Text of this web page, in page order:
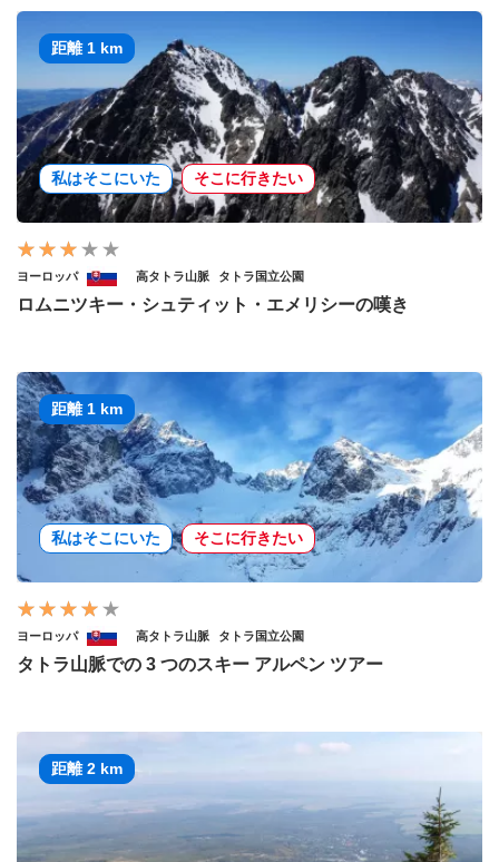
距離 1 km
私はそこにいた そこに行きたい
ヨーロッパ 高タトラ山脈 タトラ国立公園
ロムニツキー・シュティット・エメリシーの嘆き
距離 1 km
私はそこにいた そこに行きたい
ヨーロッパ 高タトラ山脈 タトラ国立公園
タトラ山脈での 3 つのスキー アルペン ツアー
距離 2 km